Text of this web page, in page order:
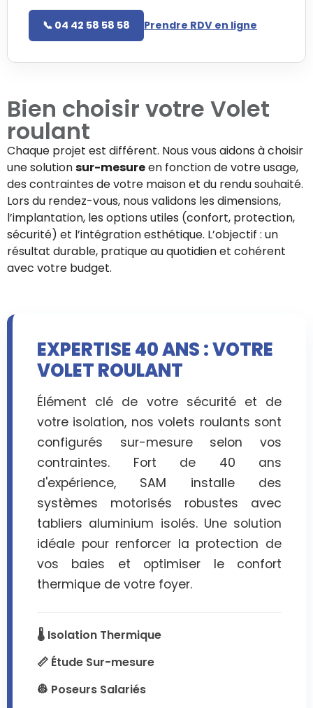
📞 04 42 58 58 58 Prendre RDV en ligne
Bien choisir votre Volet
roulant
Chaque projet est différent. Nous vous aidons à choisir
une solutionsur-mesureen fonction de votre usage,
des contraintes de votre maison et du rendu souhaité.
Lors du rendez-vous, nous validons les dimensions,
l’implantation, les options utiles (confort, protection,
sécurité) et l’intégration esthétique. L’objectif : un
résultat durable, pratique au quotidien et cohérent
avec votre budget.
EXPERTISE 40 ANS : VOTRE
VOLET ROULANT
Élément clé de votre sécurité et de
votre isolation, nos volets roulants sont
configurés sur-mesure selon vos
contraintes. Fort de 40 ans
d'expérience, SAM installe des
systèmes motorisés robustes avec
tabliers aluminium isolés. Une solution
idéale pour renforcer la protection de
vos baies et optimiser le confort
thermique de votre foyer.
🌡️ Isolation Thermique
📏 Étude Sur-mesure
👷 Poseurs Salariés